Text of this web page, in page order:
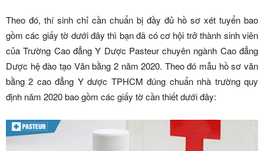
Theo đó, thí sinh chỉ cần chuẩn bị đầy đủ hồ sơ xét tuyển bao
gồm các giấy tờ dưới đây thì bạn đã có cơ hội trở thành sinh viên
của Trường Cao đẳng Y Dược Pasteur chuyên ngành Cao đẳng
Dược hệ đào tạo Văn bằng 2 năm 2020. Theo đó mẫu hồ sơ văn
bằng 2 cao đẳng Y dược TPHCM đúng chuẩn nhà trường quy
định năm 2020 bao gồm các giấy tờ cần thiết dưới đây: